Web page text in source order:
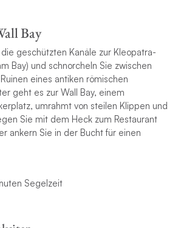
Bay
geschützten Kanäle zur Kleopatra-
Bay) und schnorcheln Sie zwischen
eines antiken römischen
geht es zur Wall Bay, einem
umrahmt von steilen Klippen und
Sie mit dem Heck zum Restaurant
ankern Sie in der Bucht für einen
Segelzeit